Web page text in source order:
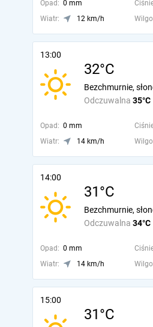
Opad: 0 mm
Wiatr:
12 km/h
13:00
32°C
Odczuwalna 35°C
Bezchmurnie,
Opad: 0 mm
Wiatr:
14 km/h
14:00
31°C
Odczuwalna 34°C
Bezchmurnie,
Opad: 0 mm
Wiatr:
14 km/h
15:00
31°C